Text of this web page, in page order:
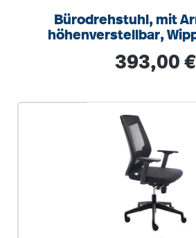
Bürodrehstuhl, mit
höhenverstellbar,
Regulärer
393,00 €